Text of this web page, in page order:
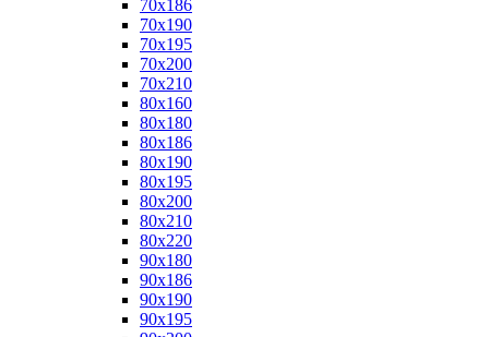
70x186
70x190
70x195
70x200
70x210
80x160
80x180
80x186
80x190
80x195
80x200
80x210
80x220
90x180
90x186
90x190
90x195